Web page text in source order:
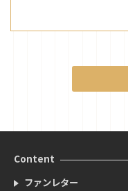
Content
ファンレター